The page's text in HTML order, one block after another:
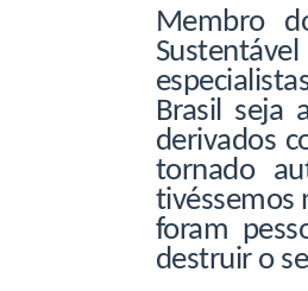
Membro
Brasil seja
derivados
tornado
tivéssemos
foram
destruir o